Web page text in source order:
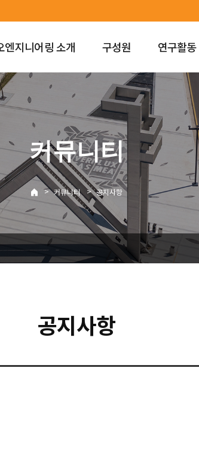
엔지니어링 소개 구성원 연구활동
커뮤니티
> 커뮤니티 > 공지사항
공지사항